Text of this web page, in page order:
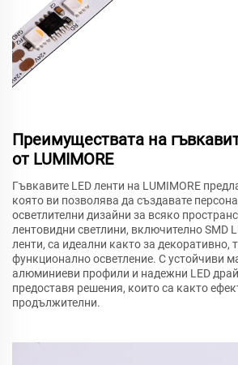
Преимуществата на
от LUMIMORE
Гъвкавите LED ленти на LUMIMORE
която ви позволява да създавате
осветлителни дизайни за всяко
лентовидни светлини, включително SMD
ленти, са идеални както за декоративно,
функционално осветление. С устойчиви
алюминиеви профили и надежни LED
предоставя решения, които са както
продължителни.